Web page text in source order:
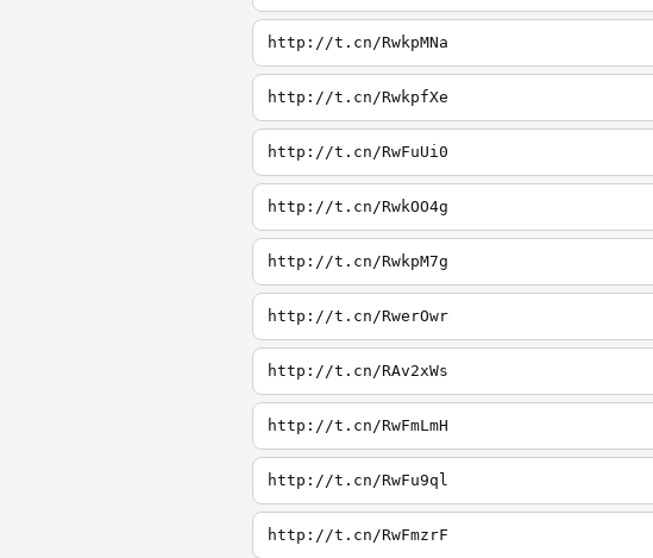
http://t.cn/RwkpMNa
http://t.cn/RwkpfXe
http://t.cn/RwFuUi0
http://t.cn/RwkOO4g
http://t.cn/RwkpM7g
http://t.cn/RwerOwr
http://t.cn/RAv2xWs
http://t.cn/RwFmLmH
http://t.cn/RwFu9ql
http://t.cn/RwFmzrF